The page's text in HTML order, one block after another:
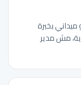
بخبرة
مش مدير